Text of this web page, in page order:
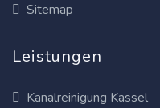
Sitemap
Leistungen
Kanalreinigung Kassel